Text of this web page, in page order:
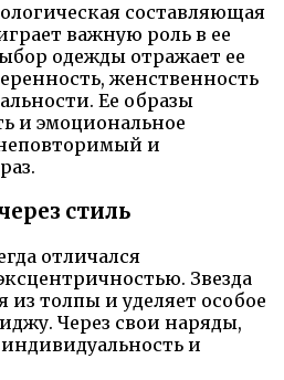
составляющая
важную роль в ее
одежды отражает ее
женственность
Ее образы
и эмоциональное
неповторимый и
стиль
отличался
Звезда
из толпы и уделяет особое
Через свои наряды,
и